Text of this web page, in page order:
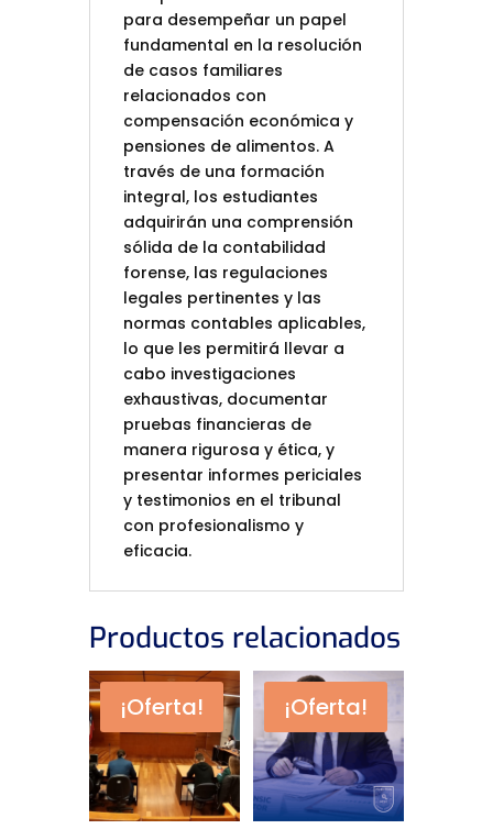
para desempeñar un papel
fundamental en la resolución
de casos familiares
relacionados con
compensación económica y
pensiones de alimentos. A
través de una formación
integral, los estudiantes
adquirirán una comprensión
sólida de la contabilidad
forense, las regulaciones
legales pertinentes y las
normas contables aplicables,
lo que les permitirá llevar a
cabo investigaciones
exhaustivas, documentar
pruebas financieras de
manera rigurosa y ética, y
presentar informes periciales
y testimonios en el tribunal
con profesionalismo y
eficacia.
Productos relacionados
¡Oferta! ¡Oferta!